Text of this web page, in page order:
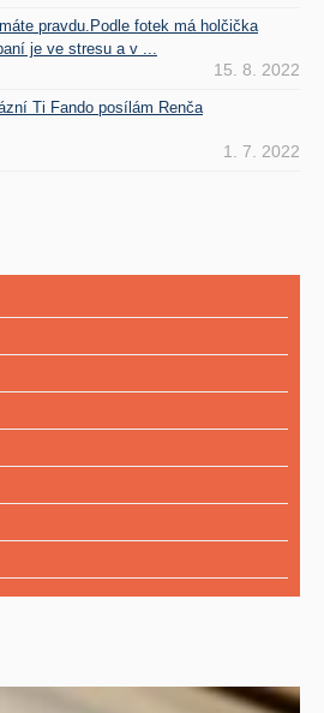
pravdu.Podle fotek má holčička
je ve stresu a v ...
15. 8. 2022
Ti Fando posílám Renča
1. 7. 2022